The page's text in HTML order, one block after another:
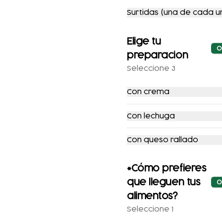
$199.00 $239.00
16%
Surtidas (una de cada
Elige tu
preparacion
Seleccione 3
Con crema
Con lechuga
Con queso rallado
*Cómo prefieres
que lleguen tus
alimentos?
Seleccione 1